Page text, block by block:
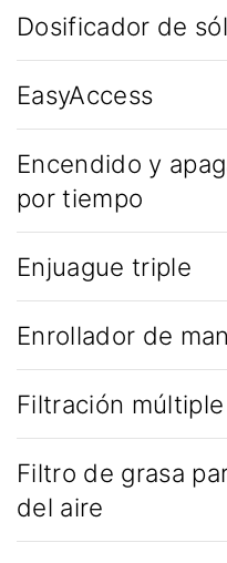
Dosificador de
EasyAccess
Encendido y
por tiempo
Enjuague triple
Enrollador de
Filtración múltiple
Filtro de grasa
del aire